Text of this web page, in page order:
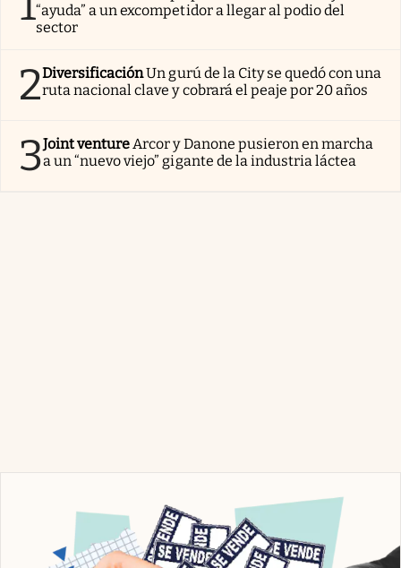
“ayuda” a un excompetidor a llegar al podio del
sector
2DiversificaciónUn gurú de la City se quedó con una
ruta nacional clave y cobrará el peaje por 20 años
3Joint ventureArcor y Danone pusieron en marcha
a un “nuevo viejo” gigante de la industria láctea